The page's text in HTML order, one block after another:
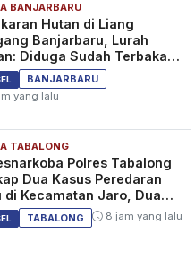
BANJARBARU
Hutan di Liang
Banjarbaru, Lurah
Diduga Sudah Terbakar
Tadi Malam
BANJARBARU
yang lalu
TABALONG
Polres Tabalong
Dua Kasus Peredaran
di Kecamatan Jaro, Dua
Diamankan
TABALONG 8 jam yang lalu